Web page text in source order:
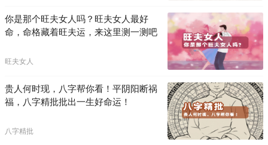
你是那个旺夫女人吗？旺夫女人最好
命，命格藏着旺夫运，来这里测一测吧
旺夫女人
贵人何时现，八字帮你看！平阴阳断祸
福，八字精批批出一生好命运！
八字精批